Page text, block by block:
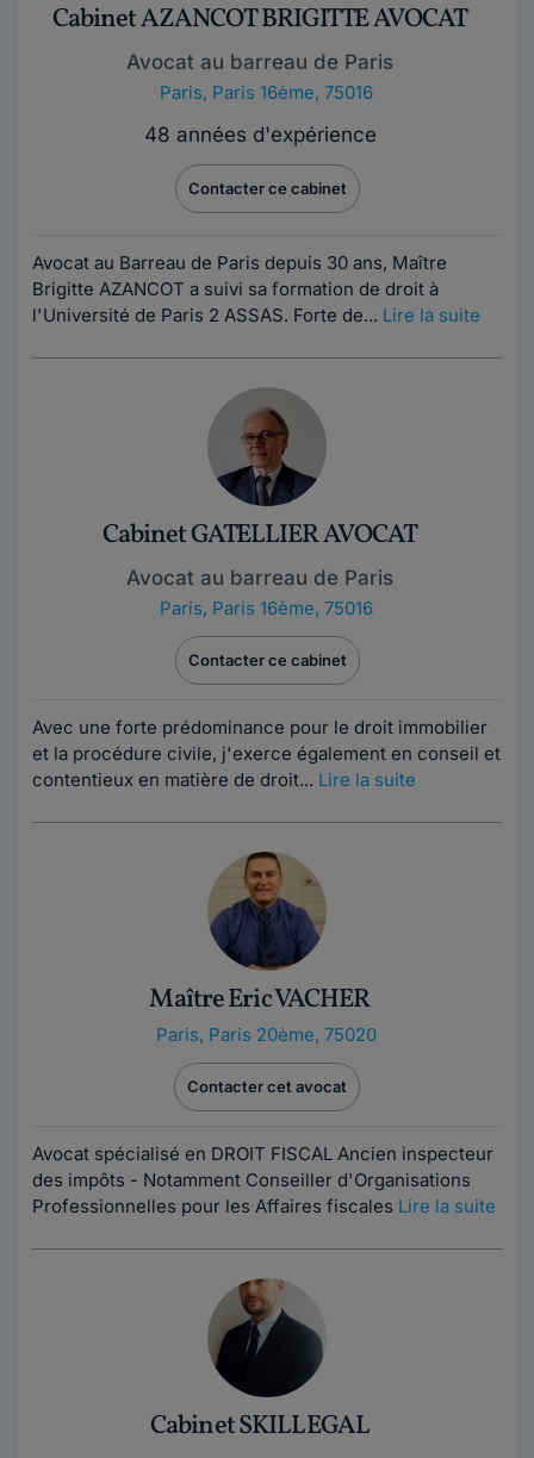
Cabinet AZANCOT BRIGITTE AVOCAT
Avocat au barreau de Paris
Paris, Paris 16ème, 75016
48 années d'expérience
Contacter ce cabinet
Avocat au Barreau de Paris depuis 30 ans, Maître
Brigitte AZANCOT a suivi sa formation de droit à
l'Université de Paris 2 ASSAS. Forte de... Lire la suite
Cabinet GATELLIER AVOCAT
Avocat au barreau de Paris
Paris, Paris 16ème, 75016
Contacter ce cabinet
Avec une forte prédominance pour le droit immobilier
et la procédure civile, j'exerce également en conseil et
contentieux en matière de droit... Lire la suite
Maître Eric VACHER
Paris, Paris 20ème, 75020
Contacter cet avocat
Avocat spécialisé en DROIT FISCAL Ancien inspecteur
des impôts - Notamment Conseiller d'Organisations
Professionnelles pour les Affaires fiscales Lire la suite
Cabinet SKILLEGAL